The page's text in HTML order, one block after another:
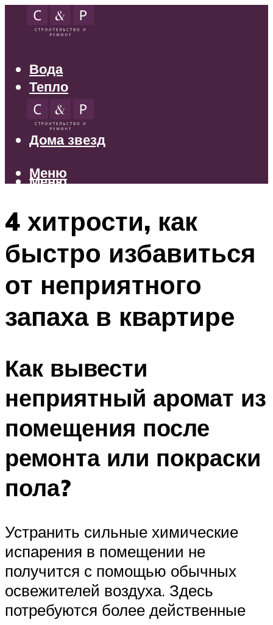
Вода
Тепло
Электрика
Свет
Дома звезд
Меню
Меню
4 хитрости, как
быстро избавиться
от неприятного
запаха в квартире
Как вывести
неприятный аромат из
помещения после
ремонта или покраски
пола?
Устранить сильные химические
испарения в помещении не
получится с помощью обычных
освежителей воздуха. Здесь
потребуются более действенные